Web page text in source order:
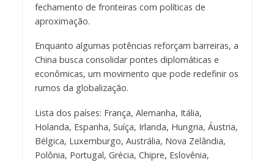
fechamento de fronteiras com políticas de
aproximação.
Enquanto algumas potências reforçam barreiras, a
China busca consolidar pontes diplomáticas e
econômicas, um movimento que pode redefinir os
rumos da globalização.
Lista dos países: França, Alemanha, Itália,
Holanda, Espanha, Suíça, Irlanda, Hungria, Áustria,
Bélgica, Luxemburgo, Austrália, Nova Zelândia,
Polônia, Portugal, Grécia, Chipre, Eslovênia,